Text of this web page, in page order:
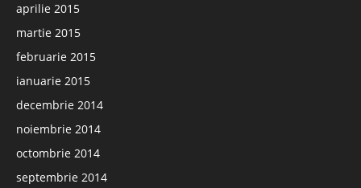
aprilie 2015
martie 2015
februarie 2015
ianuarie 2015
decembrie 2014
noiembrie 2014
octombrie 2014
septembrie 2014